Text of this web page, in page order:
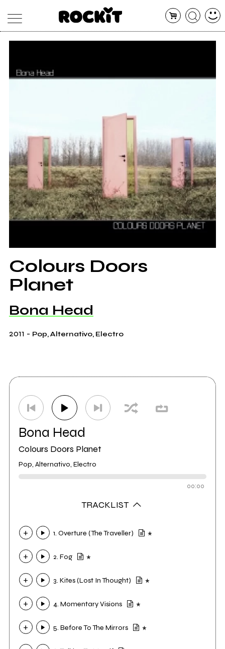
ARTICOLI
DATABASE
Colours Doors
Planet
Bona Head
2011 - Pop, Alternativo, Electro
Bona Head
Colours Doors Planet
Pop, Alternativo, Electro
00:00
TRACKLIST
1. Overture (The Traveller)
2. Fog
3. Kites (Lost In Thought)
4. Momentary Visions
5. Before To The Mirrors